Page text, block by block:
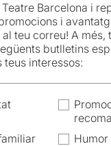
Barcelona i
i
teu correu! A més,
butlletins
teus interessos:
Humor